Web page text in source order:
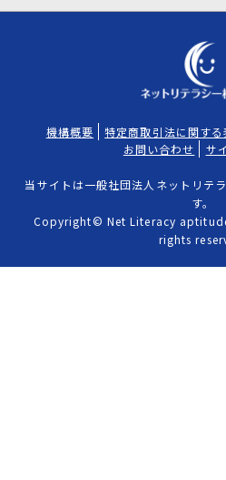
機構概要 特定商取引法に関する
お問い合わせ
サ
当サイトは一般社団法人ネットリテ
す。
Copyright© Net Literacy
rights